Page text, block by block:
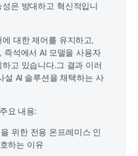
은 방대하고 혁신적입니
대한 제어를 유지하고,
즉석에서 AI 모델을 사용자
고 있습니다.그 결과 이러
설 AI 솔루션을 채택하는 사
요 내용:
위한 전용 온프레미스 인
하는 이유